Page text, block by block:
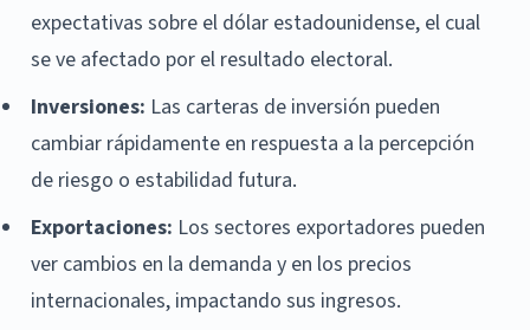
expectativas sobre el dólar estadounidense, el cual
se ve afectado por el resultado electoral.
Inversiones: Las carteras de inversión pueden
cambiar rápidamente en respuesta a la percepción
de riesgo o estabilidad futura.
Exportaciones: Los sectores exportadores pueden
ver cambios en la demanda y en los precios
internacionales, impactando sus ingresos.